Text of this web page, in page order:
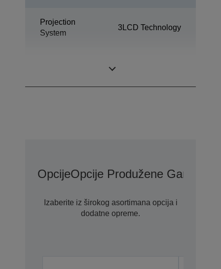
Projection
System
3LCD Technology
OpcijeOpcije Produžene
Izaberite iz širokog asortimana opcija i
dodatne opreme.